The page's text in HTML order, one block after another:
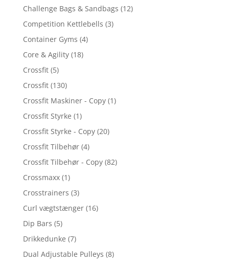
Challenge Bags & Sandbags (12)
Competition Kettlebells (3)
Container Gyms (4)
Core & Agility (18)
Crossfit (5)
Crossfit (130)
Crossfit Maskiner - Copy (1)
Crossfit Styrke (1)
Crossfit Styrke - Copy (20)
Crossfit Tilbehør (4)
Crossfit Tilbehør - Copy (82)
Crossmaxx (1)
Crosstrainers (3)
Curl vægtstænger (16)
Dip Bars (5)
Drikkedunke (7)
Dual Adjustable Pulleys (8)